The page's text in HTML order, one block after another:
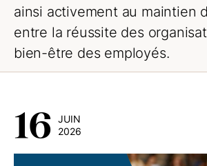
ainsi activement au maintien
entre la réussite des
bien-être des employés.
16 JUIN
2026